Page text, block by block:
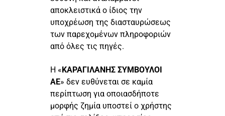
αποκλειστικά ο ίδιος την
υποχρέωση της διασταυρώσεως
των παρεχομένων πληροφοριών
από όλες τις πηγές.
Η «ΚΑΡΑΓΙΛΑΝΗΣ ΣΥΜΒΟΥΛΟΙ
ΑΕ» δεν ευθύνεται σε καμία
περίπτωση για οποιασδήποτε
μορφής ζημία υποστεί ο χρήστης